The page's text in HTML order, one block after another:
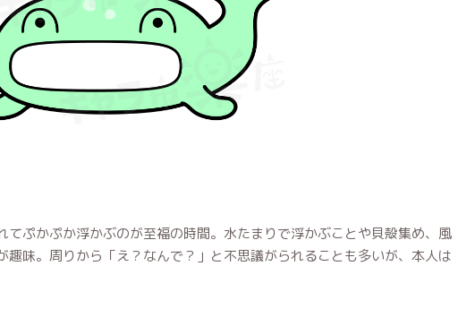
てぷかぷか浮かぶのが至福の時間。水たまりで浮かぶことや貝殻集め、風
趣味。周りから「え？なんで？」と不思議がられることも多いが、本人は